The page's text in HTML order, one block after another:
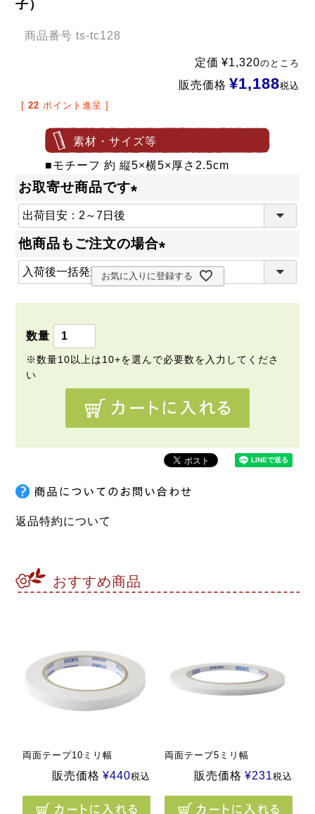
子）
商品番号 ts-tc128
定価 ¥1,320のところ
販売価格 ¥1,188税込
[ 22 ポイント進呈 ]
素材・サイズ等
■モチーフ 約 縦5×横5×厚さ2.5cm
お取寄せ商品です
必
)
他商品もご注文の場合
(
お気に入りに登録する
返品特約について
おすすめ商品
両面テープ10ミリ幅
販売価格 ¥440税込
両面テープ5ミリ幅
販売価格 ¥231税込